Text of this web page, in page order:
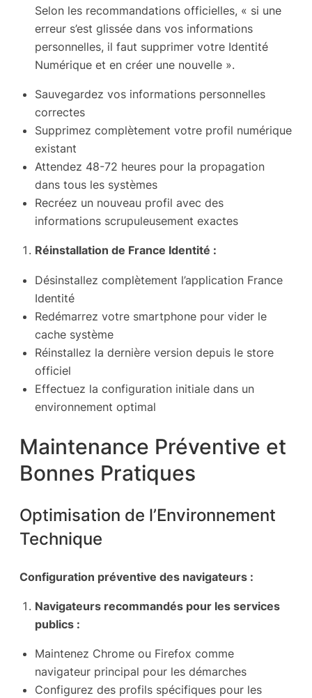
Selon les recommandations officielles, « si une
erreur s’est glissée dans vos informations
personnelles, il faut supprimer votre Identité
Numérique et en créer une nouvelle ».
Sauvegardez vos informations personnelles
correctes
Supprimez complètement votre profil numérique
existant
Attendez 48-72 heures pour la propagation
dans tous les systèmes
Recréez un nouveau profil avec des
informations scrupuleusement exactes
Réinstallation de France Identité :
Désinstallez complètement l’application France
Identité
Redémarrez votre smartphone pour vider le
cache système
Réinstallez la dernière version depuis le store
officiel
Effectuez la configuration initiale dans un
environnement optimal
Maintenance Préventive et
Bonnes Pratiques
Optimisation de l’Environnement
Technique
Configuration préventive des navigateurs :
Navigateurs recommandés pour les services
publics :
Maintenez Chrome ou Firefox comme
navigateur principal pour les démarches
Configurez des profils spécifiques pour les